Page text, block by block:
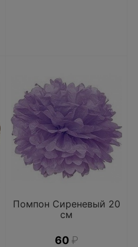
Помпон Сиреневый 20
см
60 ₽